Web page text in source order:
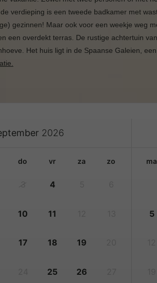
verdieping is een tweede badkamer met
gezinnen! Maar ook voor een weekje weg
een overdekt terras. De rustige achtertuin
Het huis ligt in de Spaanse Galeien,
2026
do vr za zo
4
10 11
17 18 19
25 26
ma
5